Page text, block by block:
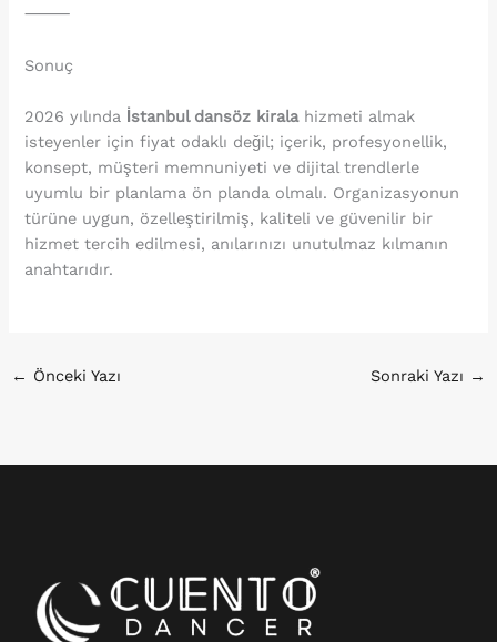
⸻
Sonuç
2026 yılında İstanbul dansöz kiralahizmeti almak
isteyenler için fiyat odaklı değil; içerik, profesyonellik,
konsept, müşteri memnuniyeti ve dijital trendlerle
uyumlu bir planlama ön planda olmalı. Organizasyonun
türüne uygun, özelleştirilmiş, kaliteli ve güvenilir bir
hizmet tercih edilmesi, anılarınızı unutulmaz kılmanın
anahtarıdır.
← Önceki Yazı Sonraki Yazı →